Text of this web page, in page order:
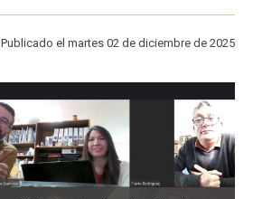
Publicado el martes 02 de diciembre de 2025